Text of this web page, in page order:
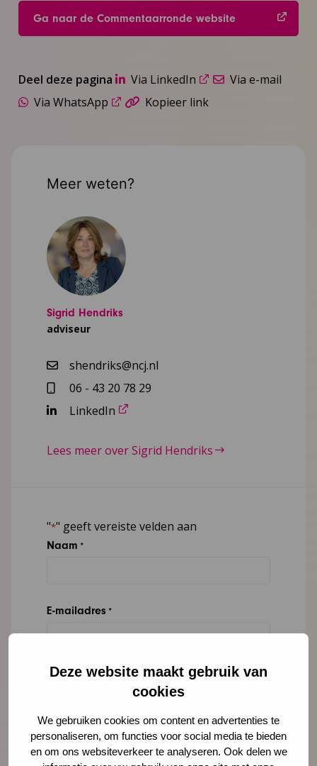
Deze website maakt gebruik van
cookies
We gebruiken cookies om content en advertenties te
personaliseren, om functies voor social media te bieden
en om ons websiteverkeer te analyseren. Ook delen we
Ga naar de Commentaarronde website
Deel deze pagina Via LinkedIn
Via e-mail
Via WhatsApp
Kopieer link
Meer weten?
Sigrid Hendriks
adviseur
shendriks@ncj.nl
06 - 43 20 78 29
LinkedIn
Lees meer over Sigrid Hendriks
"*" geeft vereiste velden aan
Naam *
E-mailadres *
Organisatie
Bericht *